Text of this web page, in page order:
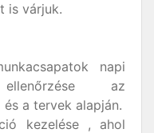
is várjuk.
napi
ellenőrzése az
a tervek alapján.
kezelése , ahol